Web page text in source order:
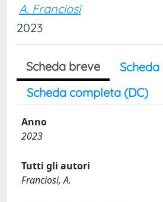
A. Franciosi
2023
Scheda breve
Scheda completa (DC)
Anno
2023
Tutti gli autori
Franciosi, A.